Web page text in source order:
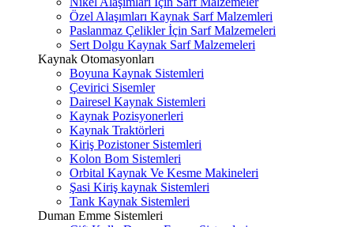
Özel Alaşımları Kaynak Sarf Malzemleri
Paslanmaz Çelikler İçin Sarf Malzemeleri
Sert Dolgu Kaynak Sarf Malzemeleri
Kaynak Otomasyonları
Boyuna Kaynak Sistemleri
Çevirici Sisemler
Dairesel Kaynak Sistemleri
Kaynak Pozisyonerleri
Kaynak Traktörleri
Kiriş Pozistoner Sistemleri
Kolon Bom Sistemleri
Orbital Kaynak Ve Kesme Makineleri
Şasi Kiriş kaynak Sistemleri
Tank Kaynak Sistemleri
Duman Emme Sistemleri